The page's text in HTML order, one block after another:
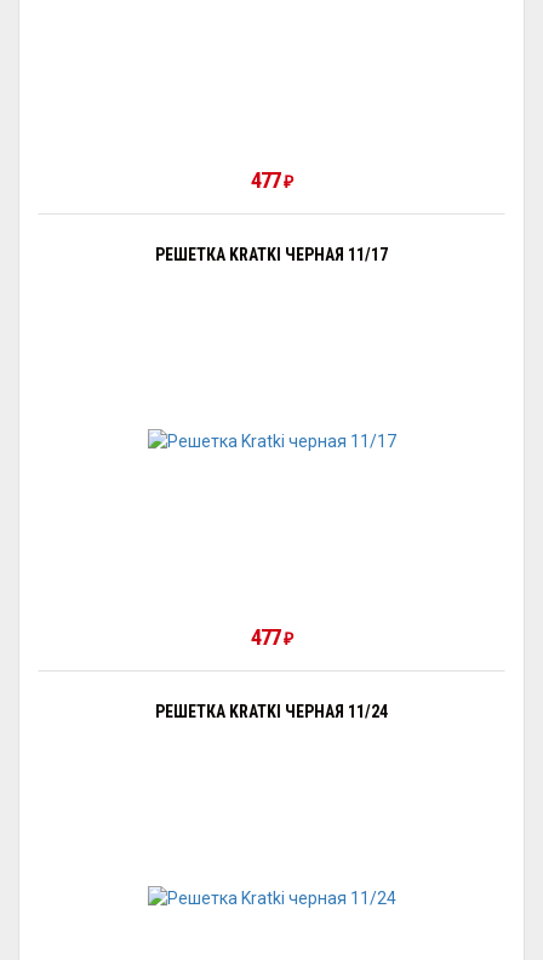
477₽
РЕШЕТКА KRATKI ЧЕРНАЯ 11/17
477₽
РЕШЕТКА KRATKI ЧЕРНАЯ 11/24